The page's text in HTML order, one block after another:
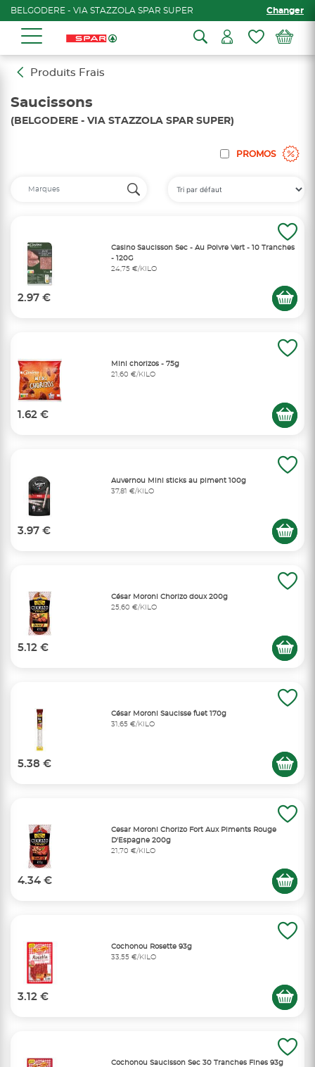
BELGODERE - VIA STAZZOLA SPAR SUPER Changer
Produits Frais
Saucissons
(BELGODERE - VIA STAZZOLA SPAR SUPER)
PROMOS
Casino Saucisson Sec - Au Poivre Vert - 10 Tranches
- 120G
24,75 €/KILO
2.97 €
Mini chorizos - 75g
21,60 €/KILO
1.62 €
Auvernou Mini sticks au piment 100g
37,81 €/KILO
3.97 €
César Moroni Chorizo doux 200g
25,60 €/KILO
5.12 €
César Moroni Saucisse fuet 170g
31,65 €/KILO
5.38 €
Cesar Moroni Chorizo Fort Aux Piments Rouge
D'Espagne 200g
21,70 €/KILO
4.34 €
Cochonou Rosette 93g
33,55 €/KILO
3.12 €
Cochonou Saucisson Sec 30 Tranches Fines 93g